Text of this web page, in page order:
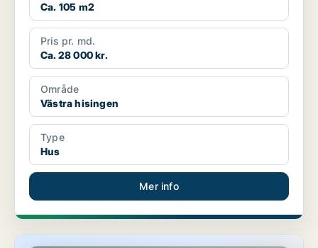
Ca. 105 m2
Pris pr. md.
Ca. 28 000 kr.
Område
Västra hisingen
Type
Hus
Mer info
Hus i Västra hisingen